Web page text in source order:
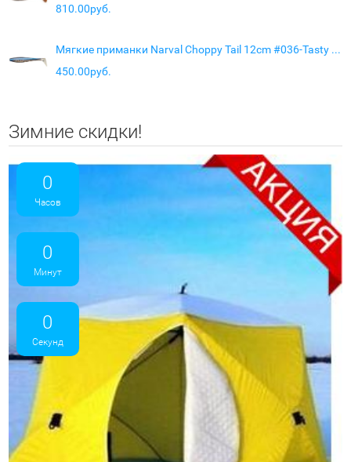
810.00руб.
Мягкие приманки Narval Choppy Tail 12cm #036-Tasty Morsel
450.00руб.
Зимние скидки!
0
Часов
0
Минут
0
Секунд